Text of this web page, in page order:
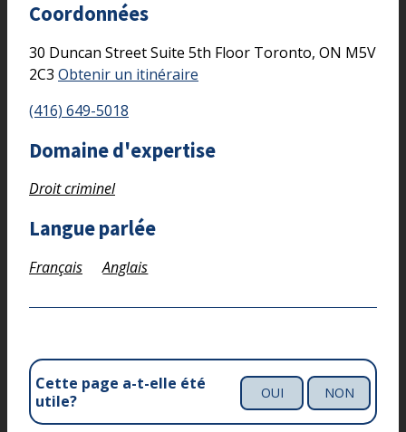
Coordonnées
30 Duncan StreetSuite 5th Floor Toronto, ON M5V
2C3 Obtenir un itinéraire
(416) 649-5018
Domaine d'expertise
Droit criminel
Langue parlée
Français Anglais
Cette page a-t-elle été
utile?
OUI NON